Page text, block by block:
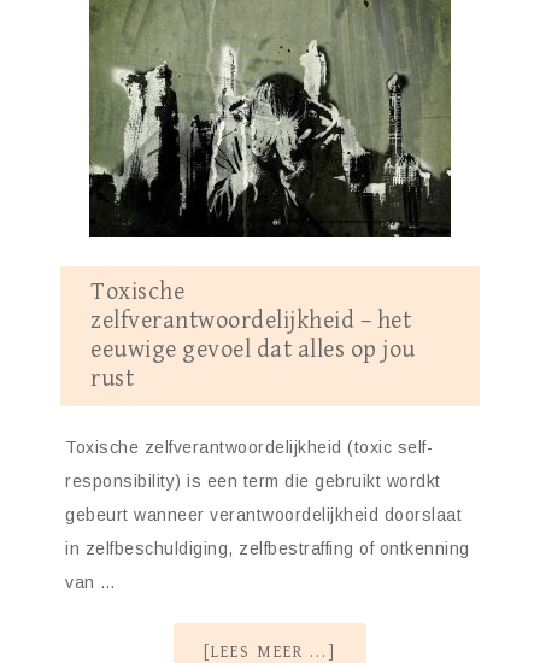
Toxische
zelfverantwoordelijkheid – het
eeuwige gevoel dat alles op jou
rust
Toxische zelfverantwoordelijkheid (toxic self-
responsibility) is een term die gebruikt wordkt
gebeurt wanneer verantwoordelijkheid doorslaat
in zelfbeschuldiging, zelfbestraffing of ontkenning
van …
[LEES MEER ...]